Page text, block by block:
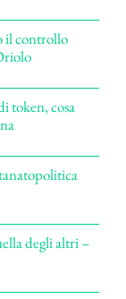
il controllo
token, cosa
degli altri –